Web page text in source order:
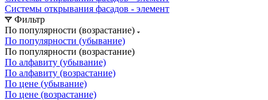
Системы открывания фасадов - элемент
Фильтр
По популярности (возрастание)
По популярности (убывание)
По популярности (возрастание)
По алфавиту (убывание)
По алфавиту (возрастание)
По цене (убывание)
По цене (возрастание)